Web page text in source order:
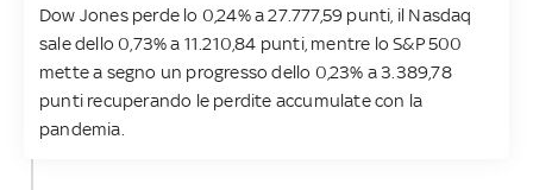
Dow Jones perde lo 0,24% a 27.777,59 punti, il Nasdaq
sale dello 0,73% a 11.210,84 punti, mentre lo S&P 500
mette a segno un progresso dello 0,23% a 3.389,78
punti recuperando le perdite accumulate con la
pandemia.